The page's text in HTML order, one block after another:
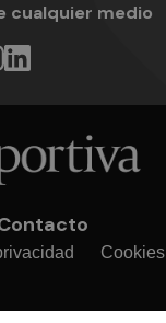
cualquier medio
Cookies